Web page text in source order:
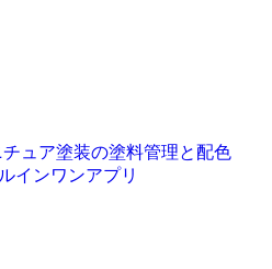
ュア塗装の塗料管理と配色
インワンアプリ